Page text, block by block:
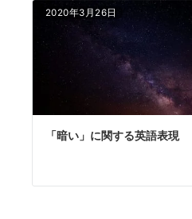
2020年3月26日
「暗い」に関する英語表現